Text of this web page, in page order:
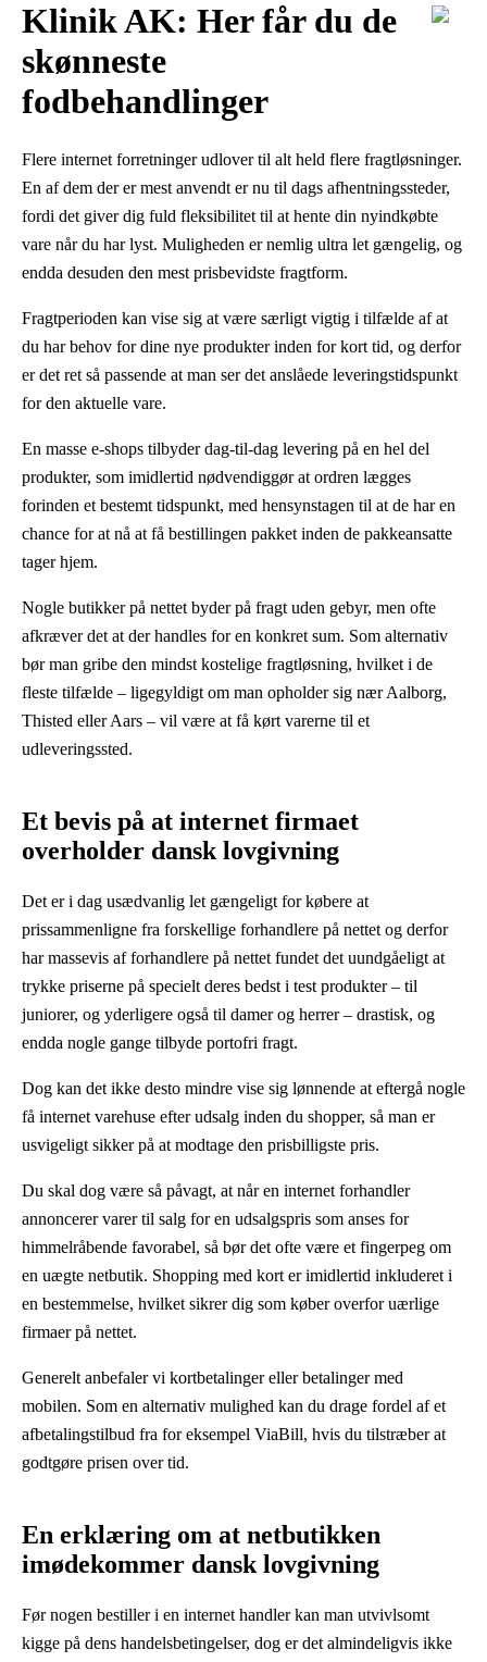
Klinik AK: Her får du de
skønneste
fodbehandlinger
Flere internet forretninger udlover til alt held flere fragtløsninger.
En af dem der er mest anvendt er nu til dags afhentningssteder,
fordi det giver dig fuld fleksibilitet til at hente din nyindkøbte
vare når du har lyst. Muligheden er nemlig ultra let gængelig, og
endda desuden den mest prisbevidste fragtform.
Fragtperioden kan vise sig at være særligt vigtig i tilfælde af at
du har behov for dine nye produkter inden for kort tid, og derfor
er det ret så passende at man ser det anslåede leveringstidspunkt
for den aktuelle vare.
En masse e-shops tilbyder dag-til-dag levering på en hel del
produkter, som imidlertid nødvendiggør at ordren lægges
forinden et bestemt tidspunkt, med hensynstagen til at de har en
chance for at nå at få bestillingen pakket inden de pakkeansatte
tager hjem.
Nogle butikker på nettet byder på fragt uden gebyr, men ofte
afkræver det at der handles for en konkret sum. Som alternativ
bør man gribe den mindst kostelige fragtløsning, hvilket i de
fleste tilfælde – ligegyldigt om man opholder sig nær Aalborg,
Thisted eller Aars – vil være at få kørt varerne til et
udleveringssted.
Et bevis på at internet firmaet
overholder dansk lovgivning
Det er i dag usædvanlig let gængeligt for købere at
prissammenligne fra forskellige forhandlere på nettet og derfor
har massevis af forhandlere på nettet fundet det uundgåeligt at
trykke priserne på specielt deres bedst i test produkter – til
juniorer, og yderligere også til damer og herrer – drastisk, og
endda nogle gange tilbyde portofri fragt.
Dog kan det ikke desto mindre vise sig lønnende at eftergå nogle
få internet varehuse efter udsalg inden du shopper, så man er
usvigeligt sikker på at modtage den prisbilligste pris.
Du skal dog være så påvagt, at når en internet forhandler
annoncerer varer til salg for en udsalgspris som anses for
himmelråbende favorabel, så bør det ofte være et fingerpeg om
en uægte netbutik. Shopping med kort er imidlertid inkluderet i
en bestemmelse, hvilket sikrer dig som køber overfor uærlige
firmaer på nettet.
Generelt anbefaler vi kortbetalinger eller betalinger med
mobilen. Som en alternativ mulighed kan du drage fordel af et
afbetalingstilbud fra for eksempel ViaBill, hvis du tilstræber at
godtgøre prisen over tid.
En erklæring om at netbutikken
imødekommer dansk lovgivning
Før nogen bestiller i en internet handler kan man utvivlsomt
kigge på dens handelsbetingelser, dog er det almindeligvis ikke